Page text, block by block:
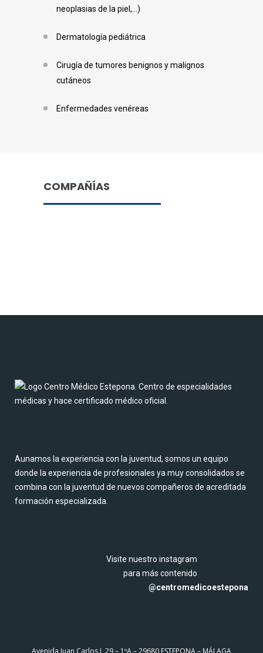
neoplasias de la piel,…)
Dermatología pediátrica
Cirugía de tumores benignos y malignos
cutáneos
Enfermedades venéreas
COMPAÑÍAS
Aunamos la experiencia con la juventud, somos un equipo
donde la experiencia de profesionales ya muy consolidados se
combina con la juventud de nuevos compañeros de acreditada
formación especializada.
Visite nuestro instagram
para más contenido
@centromedicoestepona